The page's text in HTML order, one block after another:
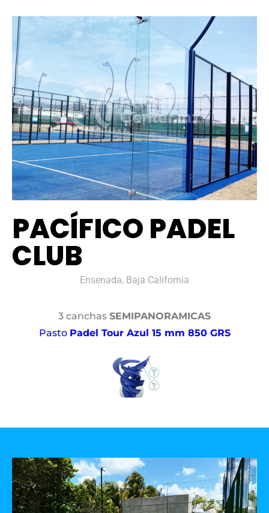
PACÍFICO PADEL
CLUB
Ensenada, Baja California
3 canchas SEMIPANORAMICAS
Pasto Padel Tour Azul 15 mm 850 GRS